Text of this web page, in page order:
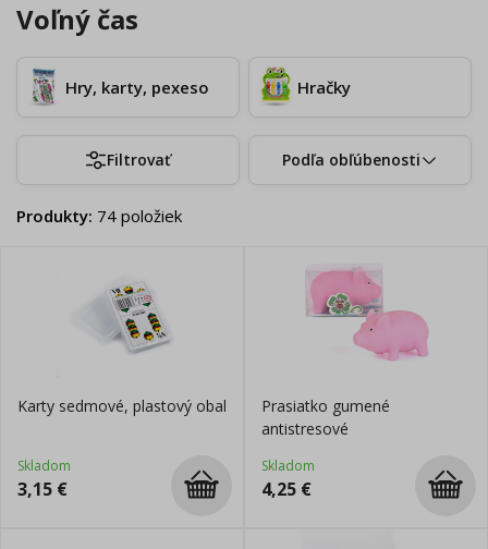
Voľný čas
Hry, karty, pexeso Hračky
Filtrovať Podľa obľúbenosti
Produkty: 74 položiek
Karty sedmové, plastový obal
Skladom
3,15 €
Prasiatko gumené
antistresové
Skladom
4,25 €